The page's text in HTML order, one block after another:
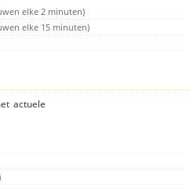
elke 2 minuten)
elke 15 minuten)
actuele